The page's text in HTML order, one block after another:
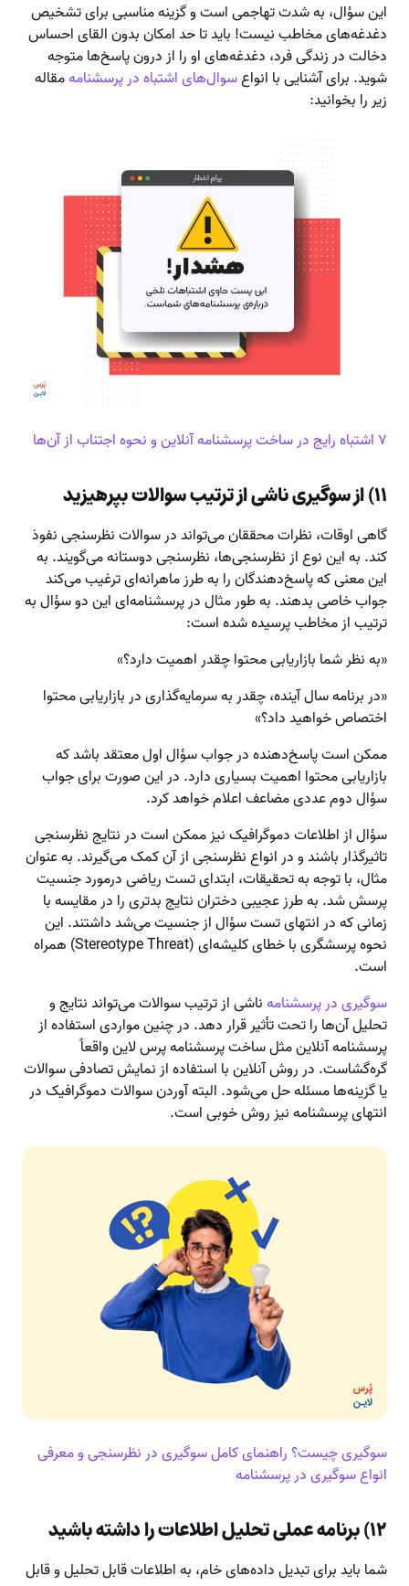
این سؤال، به شدت تهاجمی است و گزینه مناسبی برای تشخیص
دغدغه‌های مخاطب نیست! باید تا حد امکان بدون القای احساس
دخالت در زندگی فرد، دغدغه‌های او را از درون پاسخ‌ها متوجه
شوید. برای آشنایی با انواعسوال‌های اشتباه در پرسشنامهمقاله
زیر را بخوانید:
۷ اشتباه رایج در ساخت پرسشنامه آنلاین و نحوه اجتناب از آن‌ها
۱۱) از سوگیری ناشی از ترتیب سوالات بپرهیزید
گاهی اوقات، نظرات محققان می‌تواند در سوالات نظرسنجی نفوذ
کند. به این نوع از نظرسنجی‌ها، نظرسنجی دوستانه می‌گویند. به
این معنی که پاسخ‌دهندگان را به طرز ماهرانه‌ای ترغیب می‌کند
جواب خاصی بدهند. به طور مثال در پرسشنامه‌ای این دو سؤال به
ترتیب از مخاطب پرسیده شده است:
«به نظر شما بازاریابی محتوا چقدر اهمیت دارد؟»
«در برنامه سال آینده، چقدر به سرمایه‌گذاری در بازاریابی محتوا
اختصاص خواهید داد؟»
ممکن است پاسخ‌دهنده در جواب سؤال اول معتقد باشد که
بازاریابی محتوا اهمیت بسیاری دارد. در این صورت برای جواب
سؤال دوم عددی مضاعف اعلام خواهد کرد.
سؤال از اطلاعات دموگرافیک نیز ممکن است در نتایج نظرسنجی
تاثیرگذار باشند و در انواع نظرسنجی از آن کمک می‌گیرند. به عنوان
مثال، با توجه به تحقیقات، ابتدای تست ریاضی درمورد جنسیت
پرسش شد. به طرز عجیبی دختران نتایج بدتری را در مقایسه با
زمانی‌ که در انتهای تست سؤال از جنسیت می‌شد داشتند. این
نحوه پرسشگری با خطای کلیشه‌ای (Stereotype Threat) همراه
است.
سوگیری در پرسشنامهناشی از ترتیب سوالات می‌تواند نتایج و
تحلیل آن‌ها را تحت تأثیر قرار دهد. در چنین مواردی استفاده از
پرسشنامه آنلاین مثل ساخت پرسشنامه پرس لاین واقعاً
گره‌گشاست. در روش آنلاین با استفاده از نمایش تصادفی سوالات
یا گزینه‌ها مسئله حل می‌شود. البته آوردن سوالات دموگرافیک در
انتهای پرسشنامه نیز روش خوبی است.
سوگیری چیست؟ راهنمای کامل سوگیری در نظرسنجی و معرفی
انواع سوگیری در پرسشنامه
۱۲) برنامه عملی تحلیل اطلاعات را داشته باشید
شما باید برای تبدیل داده‌های خام، به اطلاعات قابل تحلیل و قابل